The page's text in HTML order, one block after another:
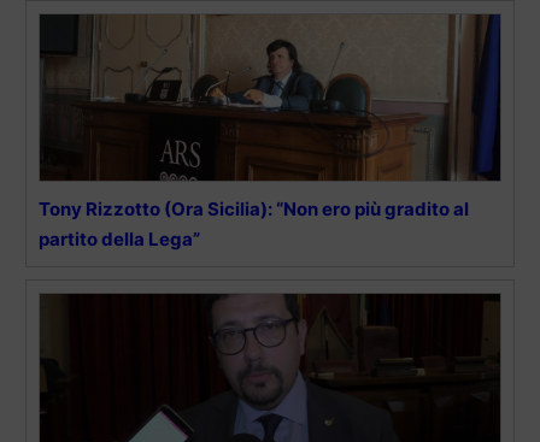
Tony Rizzotto (Ora Sicilia): “Non ero più gradito al
partito della Lega”